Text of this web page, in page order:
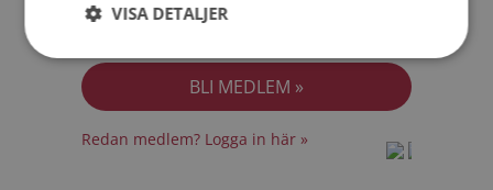
Jag accepterarMedlemsvillkoren
Redan medlem? Logga in här »
VISA DETALJER